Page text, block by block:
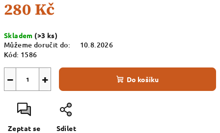
280 Kč
cena:
Skladem (>3 ks)
Můžeme doručit do:
10.8.2026
Kód: 1586
+
− Do košíku
Zeptat se Sdílet